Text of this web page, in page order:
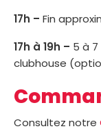
17h – Fin
17h à 19h – 5 à
clubhouse
Consultez notre